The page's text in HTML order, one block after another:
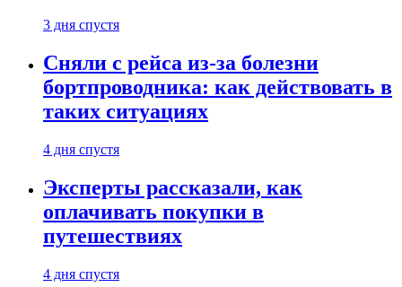
3 дня спустя
Сняли с рейса из-за болезни
бортпроводника: как действовать в
таких ситуациях
4 дня спустя
Эксперты рассказали, как
оплачивать покупки в
путешествиях
4 дня спустя